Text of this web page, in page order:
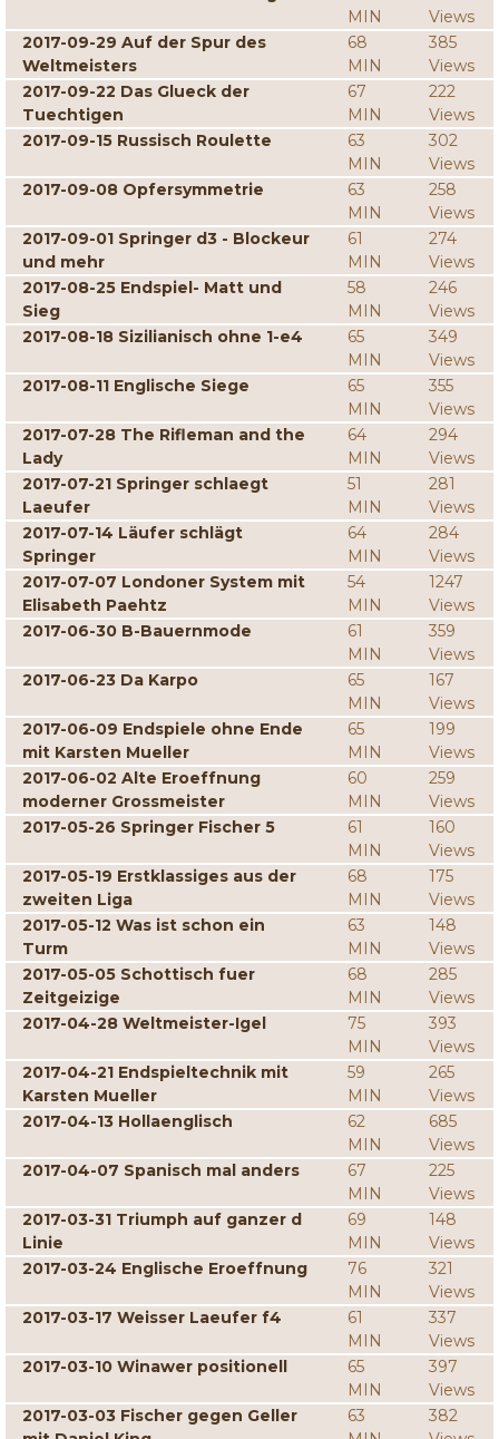
MIN
Views
2017-09-29 Auf der Spur des
Weltmeisters
68
MIN
385
Views
2017-09-22 Das Glueck der
Tuechtigen
67
MIN
222
Views
2017-09-15 Russisch Roulette
63
MIN
302
Views
2017-09-08 Opfersymmetrie
63
MIN
258
Views
2017-09-01 Springer d3 - Blockeur
und mehr
61
MIN
274
Views
2017-08-25 Endspiel- Matt und
Sieg
58
MIN
246
Views
2017-08-18 Sizilianisch ohne 1-e4
65
MIN
349
Views
2017-08-11 Englische Siege
65
MIN
355
Views
2017-07-28 The Rifleman and the
Lady
64
MIN
294
Views
2017-07-21 Springer schlaegt
Laeufer
51
MIN
281
Views
2017-07-14 Läufer schlägt
Springer
64
MIN
284
Views
2017-07-07 Londoner System mit
Elisabeth Paehtz
54
MIN
1247
Views
2017-06-30 B-Bauernmode
61
MIN
359
Views
2017-06-23 Da Karpo
65
MIN
167
Views
2017-06-09 Endspiele ohne Ende
mit Karsten Mueller
65
MIN
199
Views
2017-06-02 Alte Eroeffnung
moderner Grossmeister
60
MIN
259
Views
2017-05-26 Springer Fischer 5
61
MIN
160
Views
2017-05-19 Erstklassiges aus der
zweiten Liga
68
MIN
175
Views
2017-05-12 Was ist schon ein
Turm
63
MIN
148
Views
2017-05-05 Schottisch fuer
Zeitgeizige
68
MIN
285
Views
2017-04-28 Weltmeister-Igel
75
MIN
393
Views
2017-04-21 Endspieltechnik mit
Karsten Mueller
59
MIN
265
Views
2017-04-13 Hollaenglisch
62
MIN
685
Views
2017-04-07 Spanisch mal anders
67
MIN
225
Views
2017-03-31 Triumph auf ganzer d
Linie
69
MIN
148
Views
2017-03-24 Englische Eroeffnung
76
MIN
321
Views
2017-03-17 Weisser Laeufer f4
61
MIN
337
Views
2017-03-10 Winawer positionell
65
MIN
397
Views
2017-03-03 Fischer gegen Geller
63
382